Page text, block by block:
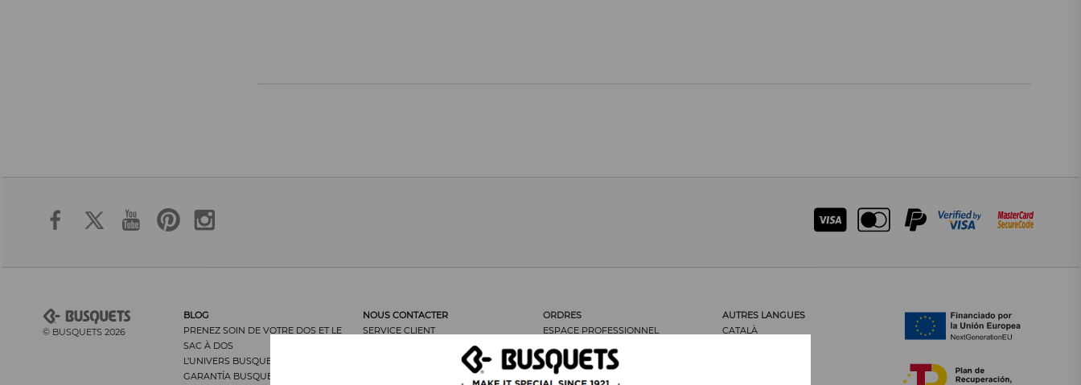
© BUSQUETS 2026
BLOG
PRENEZ SOIN DE VOTRE DOS ET LE
SAC À DOS
L’UNIVERS BUSQUETS
GARANTÍA BUSQUETS
NOUS CONTACTER
SERVICE CLIENT
NOUS RECOMMANDER
ORDRES
ESPACE PROFESSIONNEL
ORDRES
RETOUR DE MARCHANDISES
FRAIS D’ENVOI
AUTRES LANGUES
CATALÀ